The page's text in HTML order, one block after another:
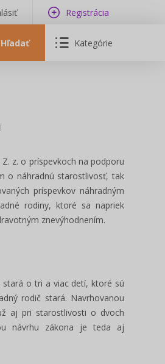
Registrácia
Hľadať Kategórie
z. o príspevkoch na podporu
o náhradnú starostlivosť, tak
príspevkov náhradným
rodiny, ktoré sa napriek
znevýhodnením.
stará o tri a viac detí, ktoré sú
rodič stará. Navrhovanou
aj pri starostlivosti o dvoch
návrhu zákona je teda aj